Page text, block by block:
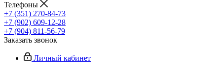
Телефоны
+7 (351) 270-84-73
+7 (902) 609-12-28
+7 (904) 811-56-79
Заказать звонок
Личный кабинет